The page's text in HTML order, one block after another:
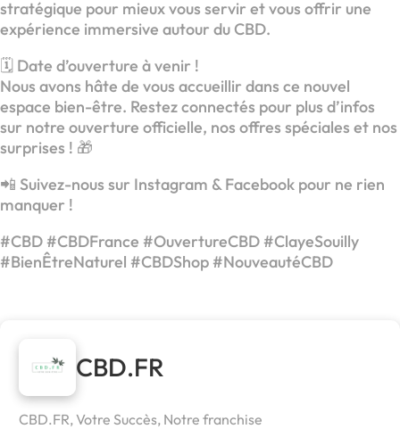
stratégique pour mieux vous servir et vous offrir une
expérience immersive autour du CBD.
🗓 Date d’ouverture à venir !
Nous avons hâte de vous accueillir dans ce nouvel
espace bien-être. Restez connectés pour plus d’infos
sur notre ouverture officielle, nos offres spéciales et nos
surprises ! 🎁
📲 Suivez-nous sur Instagram & Facebook pour ne rien
manquer !
#CBD #CBDFrance #OuvertureCBD #ClayeSouilly
#BienÊtreNaturel #CBDShop #NouveautéCBD
CBD.FR
CBD.FR, Votre Succès, Notre franchise